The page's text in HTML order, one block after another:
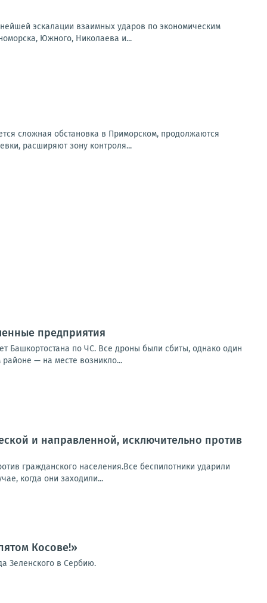
эскалации взаимных ударов по экономическим
Южного, Николаева и...
сложная обстановка в Приморском, продолжаются
расширяют зону контроля...
предприятия
Башкортостана по ЧС. Все дроны были сбиты, однако один
— на месте возникло...
и направленной, исключительно против
гражданского населения.Все беспилотники ударили
когда они заходили...
Косове!»
Зеленского в Сербию.